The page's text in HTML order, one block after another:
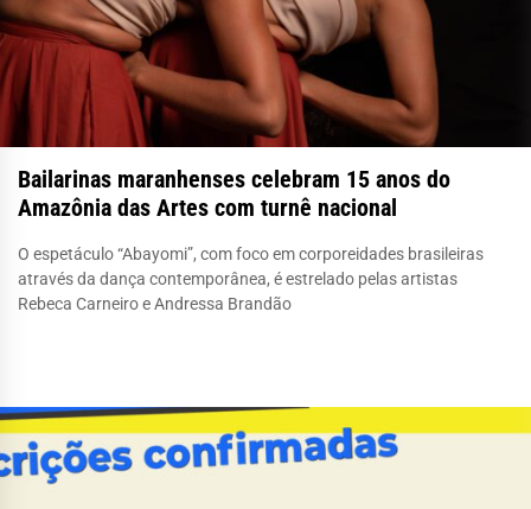
Bailarinas maranhenses celebram 15 anos do
Amazônia das Artes com turnê nacional
O espetáculo “Abayomi”, com foco em corporeidades brasileiras
através da dança contemporânea, é estrelado pelas artistas
Rebeca Carneiro e Andressa Brandão